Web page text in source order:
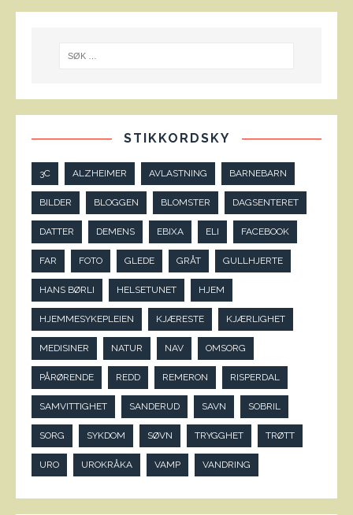
STIKKORDSKY
3C ALZHEIMER AVLASTNING BARNEBARN
BILDER BLOGGEN BLOMSTER DAGSENTERET
DATTER DEMENS EBIXA ELI FACEBOOK
FAR FOTO GLEDE GRÅT GULLHJERTE
HANS BØRLI HELSETUNET HJEM
HJEMMESYKEPLEIEN KJÆRESTE KJÆRLIGHET
MEDISINER NATUR NAV OMSORG
PÅRØRENDE REDD REMERON RISPERDAL
SAMVITTIGHET SANDERUD SAVN SOBRIL
SORG SYKDOM SØVN TRYGGHET TRØTT
URO UROKRÅKA VAMP VANDRING